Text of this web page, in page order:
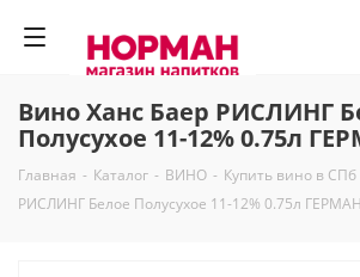
Вино Ханс Баер РИСЛИНГ
Полусухое 11-12% 0.75л
Главная - Каталог - ВИНО - Купить вино в СПб
РИСЛИНГ Белое Полусухое 11-12% 0.75л